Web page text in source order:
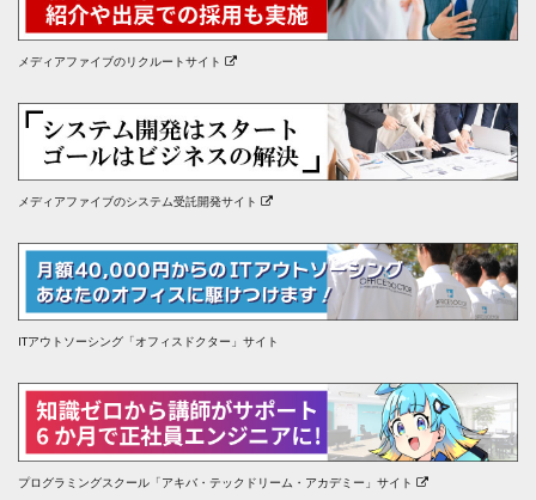
メディアファイブのリクルートサイト
メディアファイブのシステム受託開発サイト
ITアウトソーシング「オフィスドクター」サイト
プログラミングスクール「アキバ・テックドリーム・アカデミー」サイト